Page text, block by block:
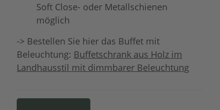
Soft Close- oder Metallschienen
möglich
-> Bestellen Sie hier das Buffet mit
Beleuchtung: Buffetschrank aus Holz im
Landhausstil mit dimmbarer Beleuchtung